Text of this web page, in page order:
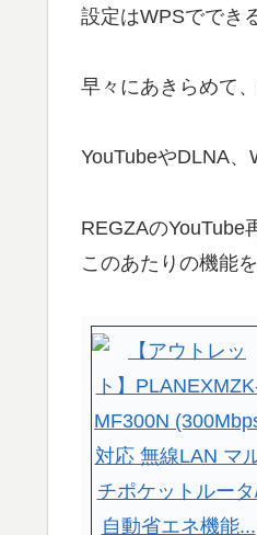
設定はWPSででき
早々にあきらめて
YouTubeやDLNA、
REGZAのYouTube
このあたりの機能